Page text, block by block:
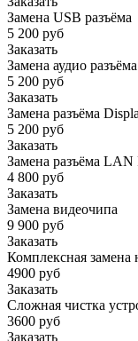
Замена USB разъёма
5 200 руб
Заказать
Замена аудио разъёма
5 200 руб
Заказать
Замена разъёма
5 200 руб
Заказать
Замена разъёма LAN
4 800 руб
Заказать
Замена видеочипа
9 900 руб
Заказать
Комплексная замена
4900 руб
Заказать
Сложная чистка
3600 руб
Заказать